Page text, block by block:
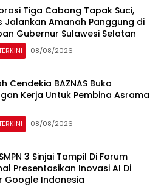
Tiga Cabang Tapak Suci,
Jalankan Amanah Panggung di
Gubernur Sulawesi Selatan
08/08/2026
Cendekia BAZNAS Buka
Kerja Untuk Pembina Asrama
08/08/2026
3 Sinjai Tampil Di Forum
Presentasikan Inovasi AI Di
Google Indonesia